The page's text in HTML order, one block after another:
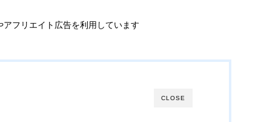
フリエイト広告を利用しています
CLOSE